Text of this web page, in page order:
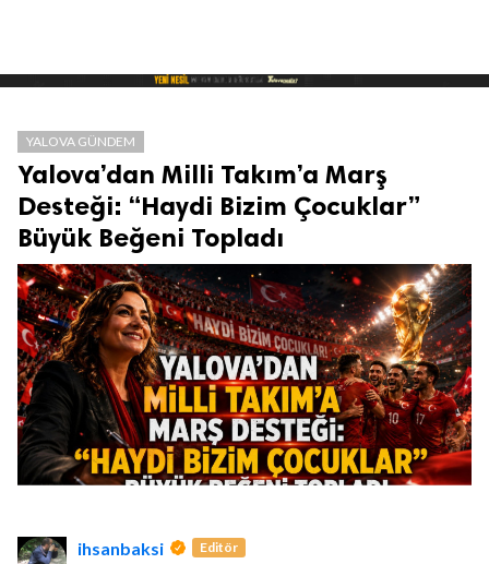
YALOVA GÜNDEM
Yalova’dan Milli Takım’a Marş
Desteği: “Haydi Bizim Çocuklar”
Büyük Beğeni Topladı
ihsanbaksi Editör